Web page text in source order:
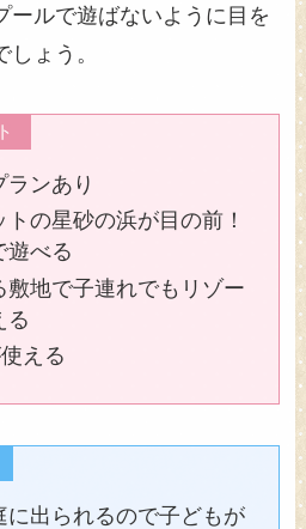
ールで遊ばないように目を
ょう。
ンあり
の星砂の浜が目の前！
遊べる
敷地で子連れでもリゾー
る
える
に出られるので子どもが